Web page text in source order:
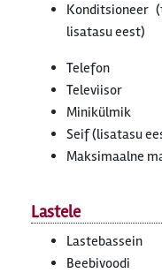
Konditsioneer
lisatasu eest)
Telefon
Televiisor
Minikülmik
Seif (lisatasu
Maksimaalne
Lastele
Lastebassein
Beebivoodi